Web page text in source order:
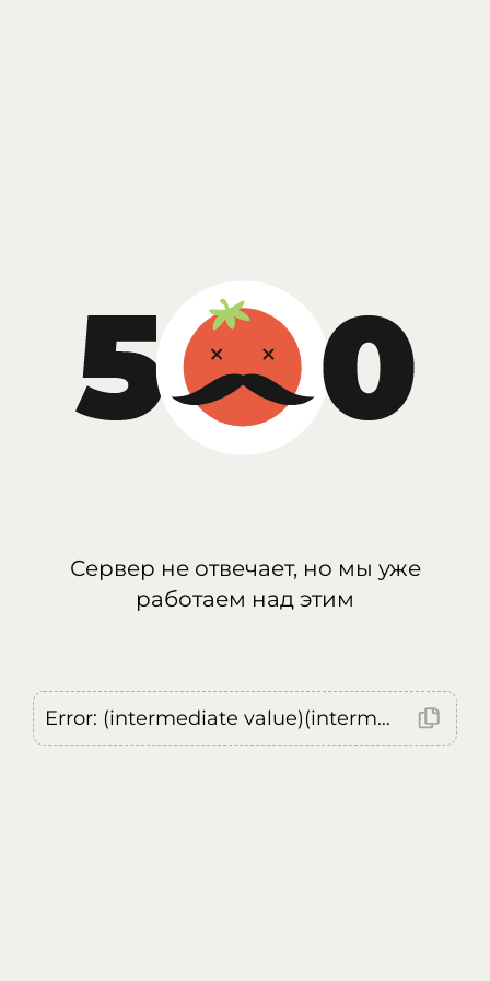
Сервер не отвечает, но мы уже
работаем над этим
Error: (intermediate value)(intermediate value)(intermediate value).replaceAll is not a function